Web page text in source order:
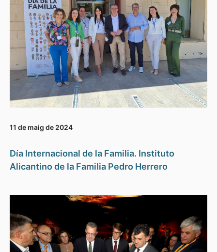
11 de maig de 2024
Día Internacional de la Familia. Instituto
Alicantino de la Familia Pedro Herrero